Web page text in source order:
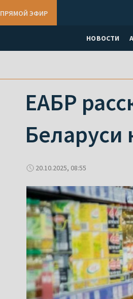
НОВОСТИ
ПРЯМОЙ ЭФИР
ЕАБР
Беларуси
20.10.2025, 08:55